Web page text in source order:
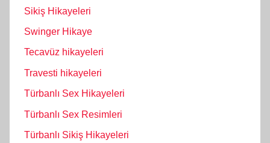
Sikiş Hikayeleri
Swinger Hikaye
Tecavüz hikayeleri
Travesti hikayeleri
Türbanlı Sex Hikayeleri
Türbanlı Sex Resimleri
Türbanlı Sikiş Hikayeleri